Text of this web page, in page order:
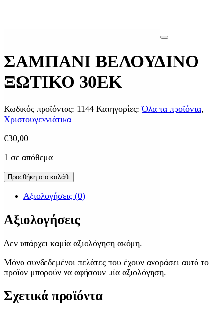
ΣΑΜΠΑΝΙ ΒΕΛΟΥΔΙΝΟ
ΞΩΤΙΚΟ 30ΕΚ
Κωδικός προϊόντος: 1144 Κατηγορίες:Όλα τα προϊόντα,
Χριστουγεννιάτικα
€30,00
1 σε απόθεμα
Προσθήκη στο καλάθι
Αξιολογήσεις (0)
Αξιολογήσεις
Δεν υπάρχει καμία αξιολόγηση ακόμη.
Μόνο συνδεδεμένοι πελάτες που έχουν αγοράσει αυτό το
προϊόν μπορούν να αφήσουν μία αξιολόγηση.
Σχετικά προϊόντα